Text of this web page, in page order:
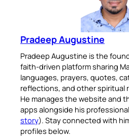
Pradeep Augustine
Pradeep Augustine is the
faith-driven platform sharing
languages, prayers, quotes,
reflections, and other spiritual
He manages the website and
apps alongside his
story). Stay connected with
profiles below.